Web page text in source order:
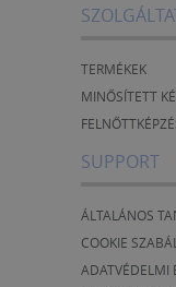
TERMÉKEK
MINŐSÍTETT
SUPPORT
ÁLTALÁNOS
COOKIE
ADATVÉDELMI